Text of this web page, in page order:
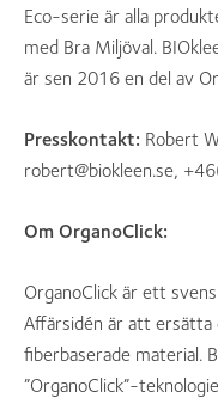
Eco-serie är alla
med Bra Miljöval.
är sen 2016 en del av
Presskontakt: Robert
robert@biokleen.se,
Om OrganoClick:
OrganoClick är ett
Affärsidén är att ersätta
fiberbaserade material.
”OrganoClick”-